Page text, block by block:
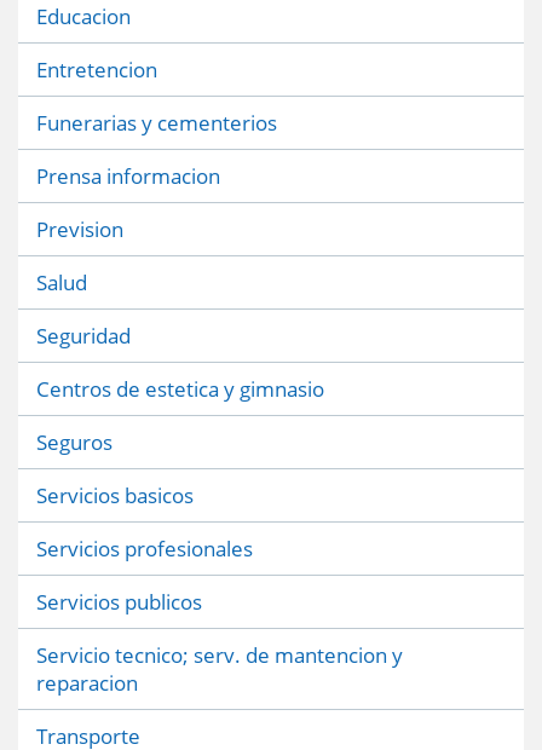
Educacion
Entretencion
Funerarias y cementerios
Prensa informacion
Prevision
Salud
Seguridad
Centros de estetica y gimnasio
Seguros
Servicios basicos
Servicios profesionales
Servicios publicos
Servicio tecnico; serv. de mantencion y
reparacion
Transporte